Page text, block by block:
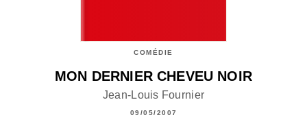
COMÉDIE
MON DERNIER CHEVEU NOIR
Jean-Louis Fournier
09/05/2007